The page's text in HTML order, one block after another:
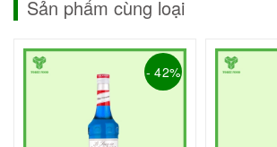
Sản phẩm cùng loại
- 42%